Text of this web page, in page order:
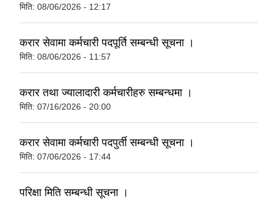
मिति: 08/06/2026 - 12:17
करार सेवामा कर्मचारी पदपूर्ति सम्बन्धी सूचना ।
मिति: 08/06/2026 - 11:57
करार तथा ज्यालादारी कर्मचारीहरु सम्बन्धमा ।
मिति: 07/16/2026 - 20:00
करार सेवामा कर्मचारी पदपुर्ती सम्बन्धी सूचना ।
मिति: 07/06/2026 - 17:44
परिक्षा मिति सम्बन्धी सूचना ।